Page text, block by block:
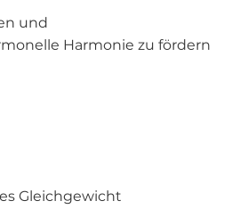
und
Harmonie zu fördern
Gleichgewicht